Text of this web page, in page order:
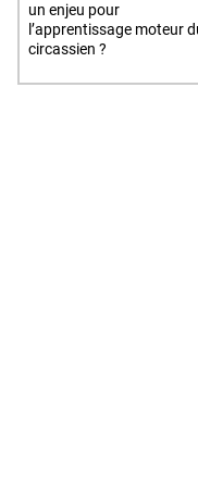
un enjeu pour
l’apprentissage moteur
circassien ?